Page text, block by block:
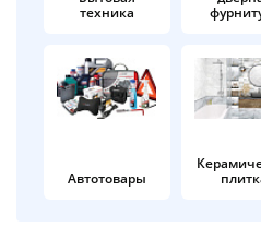
техника
Автотовары
недели